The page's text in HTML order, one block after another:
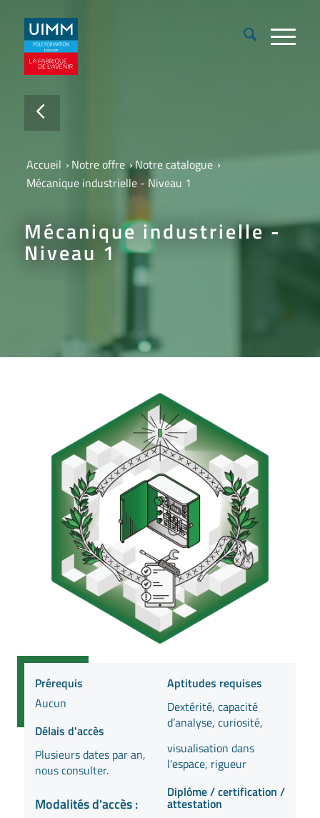
Accueil › Notre offre ›Notre catalogue ›
Mécanique industrielle - Niveau 1
Mécanique industrielle -
Niveau 1
Prérequis
Aucun
Délais d'accès
Plusieurs dates par an,
nous consulter.
Modalités d'accès :
Aptitudes requises
Dextérité, capacité
d’analyse, curiosité,
visualisation dans
l'espace, rigueur
Diplôme / certification /
attestation